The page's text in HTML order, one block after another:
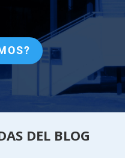
DEL BLOG